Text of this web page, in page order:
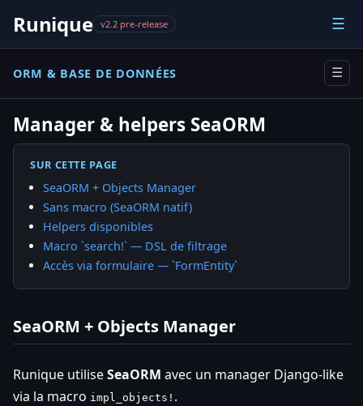
Runique v2.2 pre-release ☰
ORM & BASE DE DONNÉES ☰
Manager & helpers SeaORM
SUR CETTE PAGE
SeaORM + Objects Manager
Sans macro (SeaORM natif)
Helpers disponibles
Macro `search!` — DSL de filtrage
Accès via formulaire — `FormEntity`
SeaORM + Objects Manager
Runique utiliseSeaORM avec un manager Django-like
via la macro impl_objects! .